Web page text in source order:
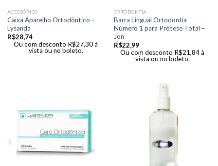
ACESSÓRIOS
Caixa Aparelho Ortodôntico –
Lysanda
R$28,74
Ou com desconto R$27,30à
vista ou no boleto.
ORTODONTIA
Barra Lingual Ortodontia
Número 1 para Prótese Total –
Jon
R$22,99
Ou com desconto R$21,84à
vista ou no boleto.